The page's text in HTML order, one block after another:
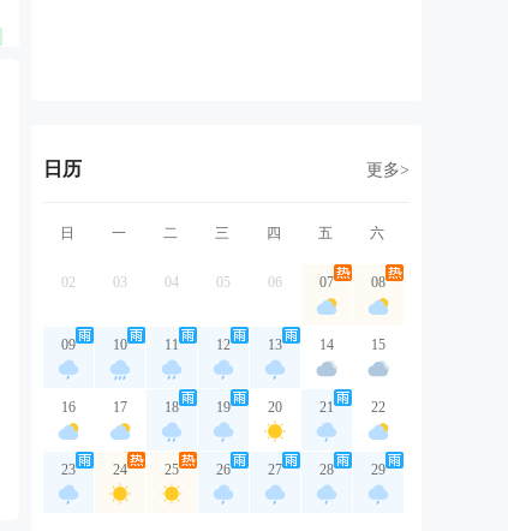
日历 更多>
日 一 二 三 四 五 六
02 03 04 05 06 07 08
09 10 11 12 13 14 15
16 17 18 19 20 21 22
23 24 25 26 27 28 29